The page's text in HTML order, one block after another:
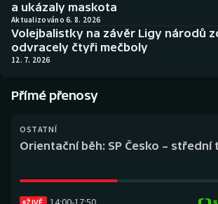
Biatlon
Boby a skeleton
Box
Curling
Aplikace ČT sport
AZ kvíz
a ukázaly maskota
Aktualizováno 6. 8. 2026
Volejbalistky na závěr Ligy národů
odvracely čtyři mečboly
12. 7. 2026
Přímé přenosy
OSTATNÍ
Orientační běh: SP Česko – střední
ŽIVĚ